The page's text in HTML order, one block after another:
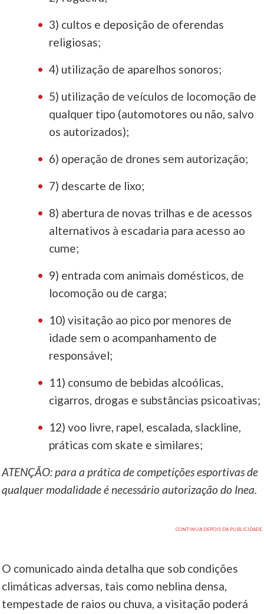
3) cultos e deposição de oferendas
religiosas;
4) utilização de aparelhos sonoros;
5) utilização de veículos de locomoção de
qualquer tipo (automotores ou não, salvo
os autorizados);
6) operação de drones sem autorização;
7) descarte de lixo;
8) abertura de novas trilhas e de acessos
alternativos à escadaria para acesso ao
cume;
9) entrada com animais domésticos, de
locomoção ou de carga;
10) visitação ao pico por menores de
idade sem o acompanhamento de
responsável;
11) consumo de bebidas alcoólicas,
cigarros, drogas e substâncias psicoativas;
12) voo livre, rapel, escalada, slackline,
práticas com skate e similares;
ATENÇÃO: para a prática de competições esportivas de
qualquer modalidade é necessário autorização do Inea.
O comunicado ainda detalha que sob condições
climáticas adversas, tais como neblina densa,
tempestade de raios ou chuva, a visitação poderá